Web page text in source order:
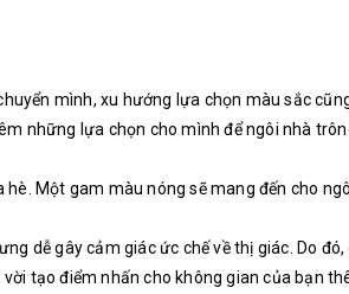
mình, xu hướng lựa chọn màu sắc
những lựa chọn cho mình để ngôi nhà
Một gam màu nóng sẽ mang đến cho
dễ gây cảm giác ức chế về thị giác. Do đó,
tạo điểm nhấn cho không gian của bạn